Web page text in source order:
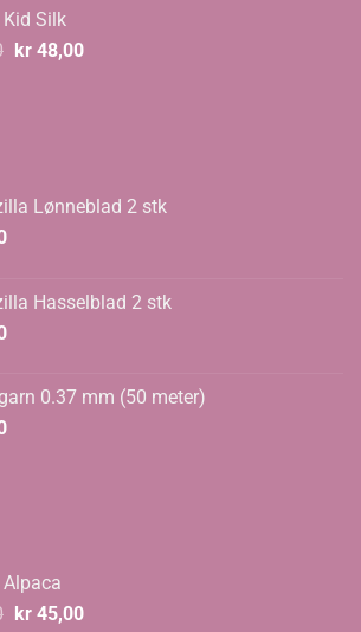
kr 67,00.
Kid Silk
Opprinnelig
kr48,00Nåværende
Lønneblad 2 stk
Hasselblad 2 stk
0.37 mm (50 meter)
Alpaca
Opprinnelig
kr45,00Nåværende